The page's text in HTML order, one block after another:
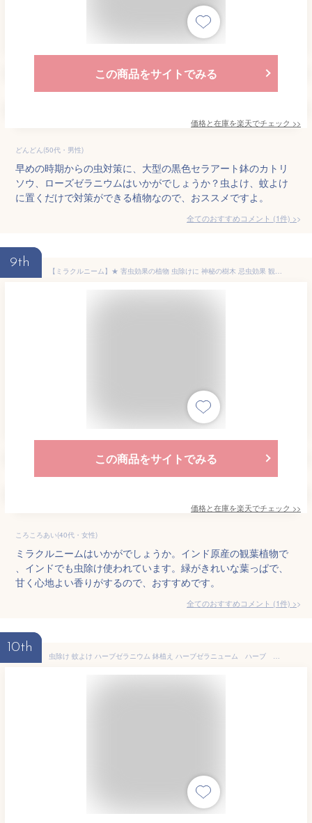
この商品をサイトでみる
価格と在庫を楽天でチェック >>
どんどん(50代・男性)
早めの時期からの虫対策に、大型の黒色セラアート鉢のカトリ
ソウ、ローズゼラニウムはいかがでしょうか？虫よけ、蚊よけ
に置くだけで対策ができる植物なので、おススメですよ。
全てのおすすめコメント (1件) >
9th
【ミラクルニーム】★ 害虫効果の植物 虫除けに 神秘の樹木 忌虫効果 観葉植物 ニームの木 鉢植え 送料無料
この商品をサイトでみる
価格と在庫を楽天でチェック >>
ころころあい(40代・女性)
ミラクルニームはいかがでしょうか。インド原産の観葉植物で
、インドでも虫除け使われています。緑がきれいな葉っぱで、
甘く心地よい香りがするので、おすすめです。
全てのおすすめコメント (1件) >
10th
虫除け 蚊よけ ハーブゼラニウム 鉢植え ハーブゼラニューム ハーブ ゼラニューム 苗 ゼラニウム 苗 ピンクの花 ガーデン